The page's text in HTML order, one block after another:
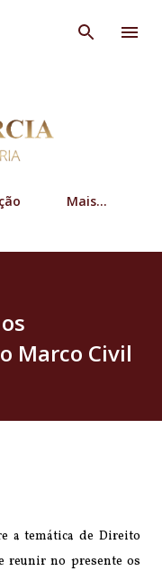
Mais…
Marco Civil
a temática de Direito
reunir no presente os